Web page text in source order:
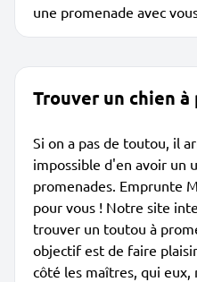
une promenade avec
Trouver un chien
Si on a pas de toutou, il
impossible d'en avoir un
promenades. Emprunte
pour vous ! Notre site
trouver un toutou à
objectif est de faire
côté les maîtres, qui eux,